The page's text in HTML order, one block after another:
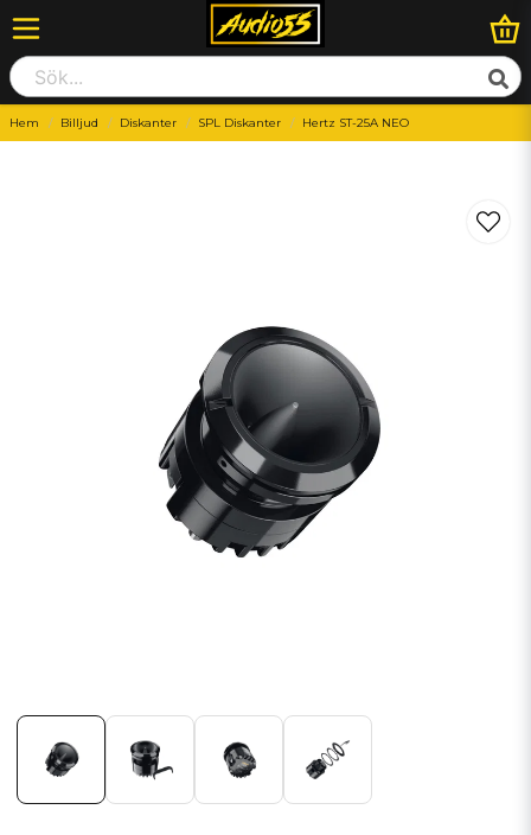
Hem Billjud Diskanter SPL Diskanter Hertz ST-25A NEO